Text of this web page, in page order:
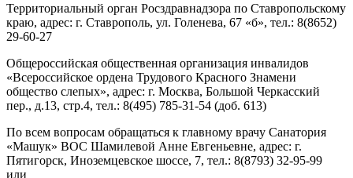
Территориальный орган Росздравнадзора по Ставропольскому
краю, адрес: г. Ставрополь, ул. Голенева, 67 «б», тел.: 8(8652)
29-60-27
Общероссийская общественная организация инвалидов
«Всероссийское ордена Трудового Красного Знамени
общество слепых», адрес: г. Москва, Большой Черкасский
пер., д.13, стр.4, тел.: 8(495) 785-31-54 (доб. 613)
По всем вопросам обращаться к главному врачу Санатория
«Машук» ВОС Шамилевой Анне Евгеньевне, адрес: г.
Пятигорск, Иноземцевское шоссе, 7, тел.: 8(8793) 32-95-99
или